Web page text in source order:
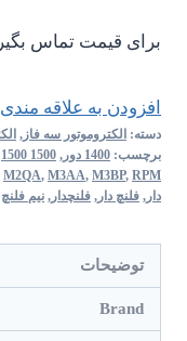
برای قیمت تماس
افزودن به علاقه
دسته: الکتروموتور سه فاز ,
برچسب: 1400 دور ,
1500 RPM 1500 دور
M2QA, M3AA, M3BP, RPM
دار , فلنچ دار , فلنچدار , نیم فلنچ
توضیحات
Brand